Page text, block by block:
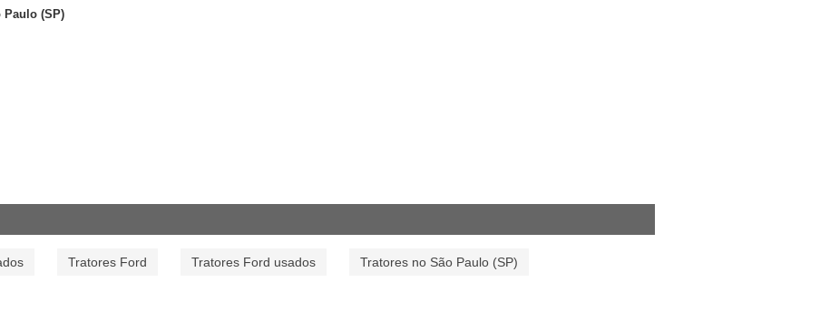
Paulo (SP)
Tratores Ford Tratores Ford usados Tratores no São Paulo (SP)